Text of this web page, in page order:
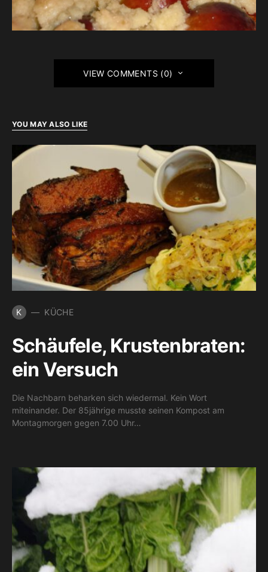
VIEW COMMENTS (0)
YOU MAY ALSO LIKE
K KÜCHE
Schäufele, Krustenbraten:
ein Versuch
Die Nachbarn beharken sich wiedermal. Kein Wort
miteinander. Der 85jährige musste seinen Kompost am
Montagmorgen gegen 7.00 Uhr…